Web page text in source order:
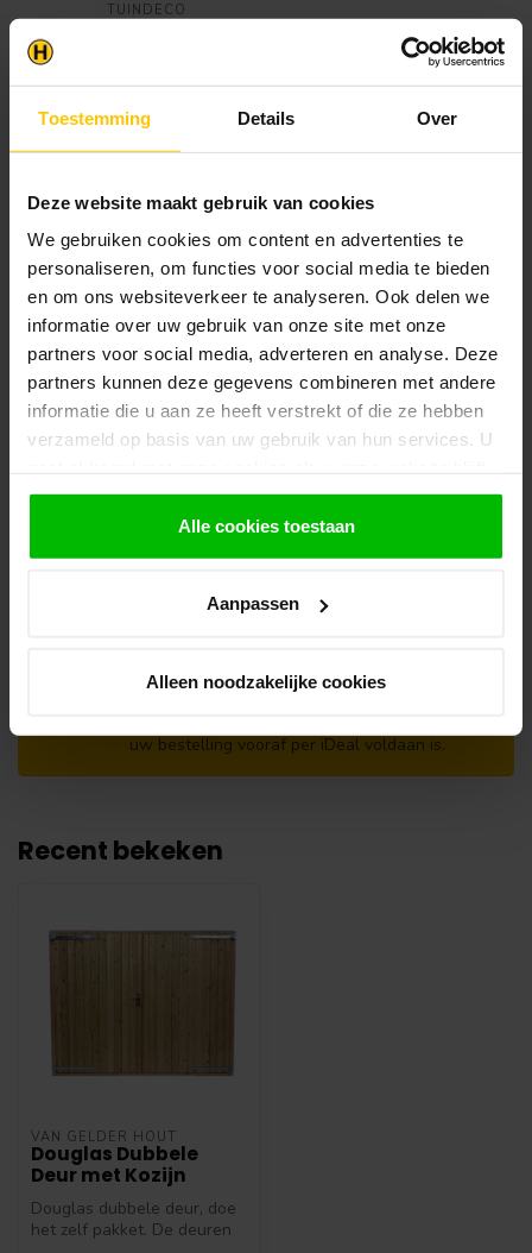
Toestemming Details Over
Deze website maakt gebruik van cookies
We gebruiken cookies om content en advertenties te
personaliseren, om functies voor social media te bieden
en om ons websiteverkeer te analyseren. Ook delen we
informatie over uw gebruik van onze site met onze
partners voor social media, adverteren en analyse. Deze
partners kunnen deze gegevens combineren met andere
informatie die u aan ze heeft verstrekt of die ze hebben
verzameld op basis van uw gebruik van hun services. U
gebruiken.
Alle cookies toestaan
Aanpassen
Alleen noodzakelijke cookies
TUINDECO
€172,95
Heb je een vraag? Stel je vraag via onze chat,
contact op met deklantenservice. Wij helpen u
graag verder met het samenstellen van uw
bestelling.
Afhalen en zeker weten dan uw
producten aanwezig zijn?:
1.Voeg alle gewenste producten toe in de
winkelwagen.
2.
Ga naar de “Mijn Winkelwagen” pagina.
3.Rond de bestelling af waarbij je kiest voor
afhalen in de winkel. Vermeld in het
Je krijgt van ons bericht wanneer jouw
leggen bestellingen klaar en bestellen
eventueel artikelen die niet voorradig zijn bij
uw bestelling vooraf per iDeal voldaan is.
Recent bekeken
VAN GELDER HOUT
Douglas Dubbele
Deur met Kozijn
Douglas dubbele deur, doe
het zelf pakket. De deuren